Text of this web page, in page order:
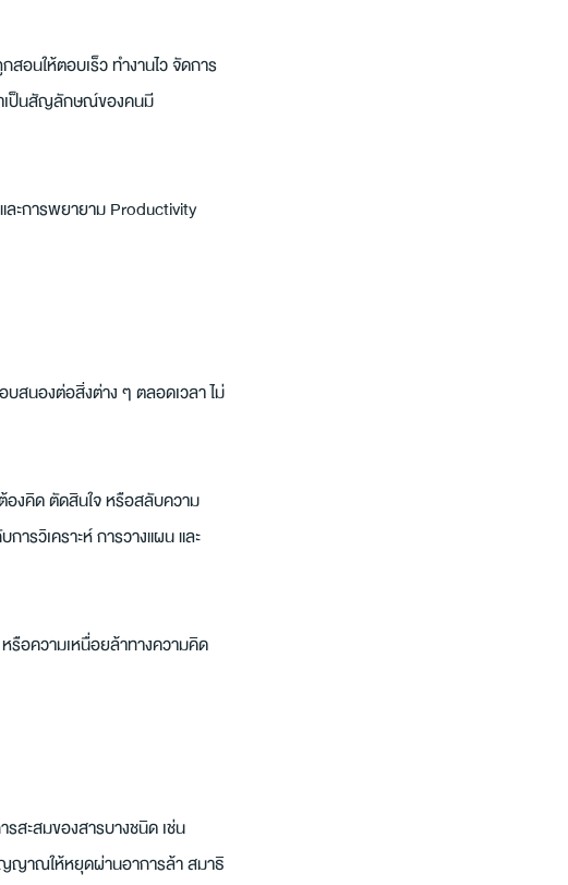
อนให้ตอบเร็ว ทำงานไว จัดการ
าเป็นสัญลักษณ์ของคนมี
ละการพยายาม Productivity
สนองต่อสิ่งต่าง ๆ ตลอดเวลา ไม่
องคิด ตัดสินใจ หรือสลับความ
ารวิเคราะห์ การวางแผน และ
หรือความเหนื่อยล้าทางความคิด
สะสมของสารบางชนิด เช่น
ญญาณให้หยุดผ่านอาการล้า สมาธิ